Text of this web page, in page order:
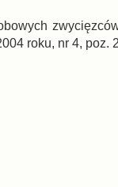
roku, nr 4, poz.